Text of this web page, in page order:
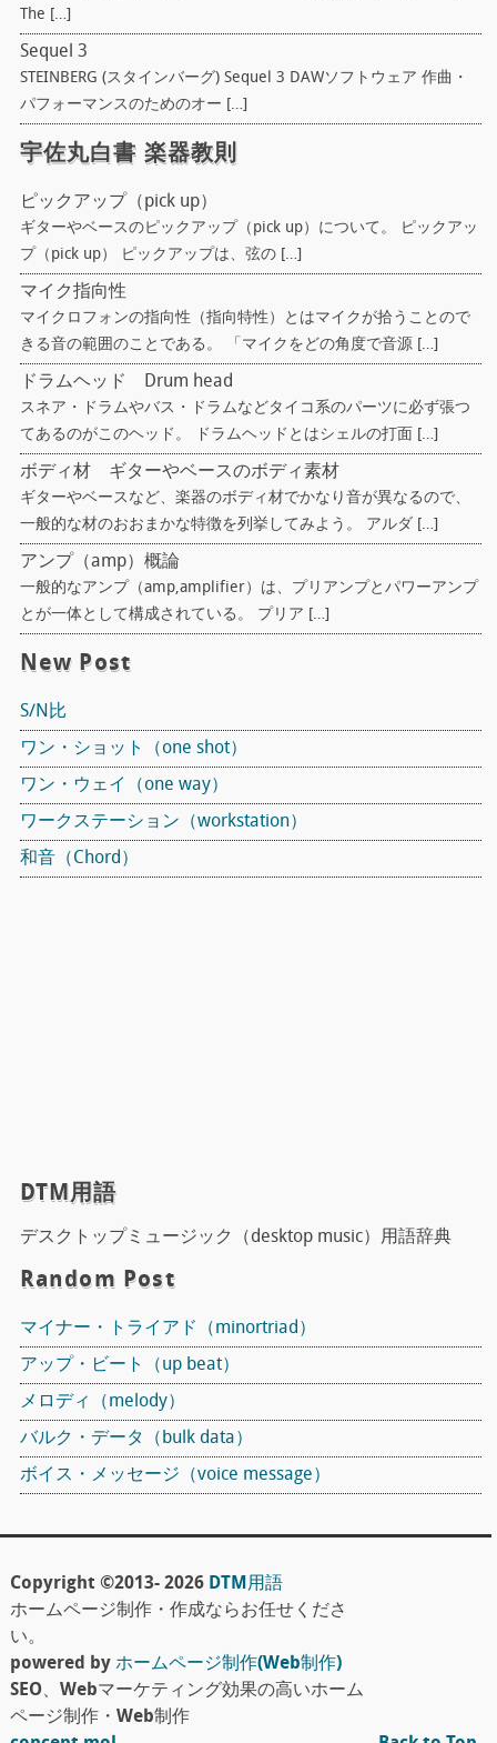
The […]
Sequel 3
STEINBERG (スタインバーグ) Sequel 3 DAWソフトウェア 作曲・
パフォーマンスのためのオー […]
宇佐丸白書 楽器教則
ピックアップ（pick up）
ギターやベースのピックアップ（pick up）について。 ピックアッ
プ（pick up） ピックアップは、弦の […]
マイク指向性
マイクロフォンの指向性（指向特性）とはマイクが拾うことので
きる音の範囲のことである。 「マイクをどの角度で音源 […]
ドラムヘッド Drum head
スネア・ドラムやバス・ドラムなどタイコ系のパーツに必ず張つ
てあるのがこのヘッド。 ドラムヘッドとはシェルの打面 […]
ボディ材 ギターやベースのボディ素材
ギターやベースなど、楽器のボディ材でかなり音が異なるので、
一般的な材のおおまかな特徴を列挙してみよう。 アルダ […]
アンプ（amp）概論
一般的なアンプ（amp,amplifier）は、プリアンプとパワーアンプ
とが一体として構成されている。 プリア […]
New Post
S/N比
ワン・ショット（one shot）
ワン・ウェイ（one way）
ワークステーション（workstation）
和音（Chord）
DTM用語
デスクトップミュージック（desktop music）用語辞典
Random Post
マイナー・トライアド（minortriad）
アップ・ビート（up beat）
メロディ（melody）
バルク・データ（bulk data）
ボイス・メッセージ（voice message）
Copyright ©2013- 2026 DTM用語
ホームページ制作・作成ならお任せくださ
い。
powered byホームページ制作(Web制作)
SEO、Webマーケティング効果の高いホーム
ページ制作・Web制作